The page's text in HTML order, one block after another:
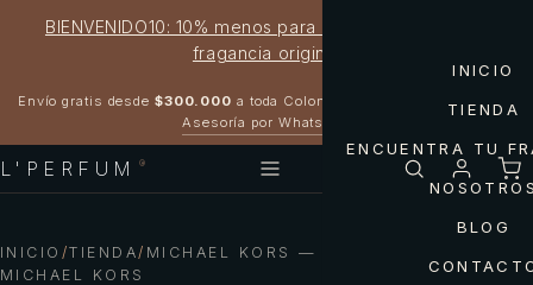
BIENVENIDO10: 10% menos para estrenar tu próxima
fragancia original
Envío gratis desde $300.000 a toda Colombia
Asesoría por WhatsApp
L'PERFUM ®
INICIO
TIENDA
ENCUENTRA TU
BLOG
INICIO /TIENDA/ MICHAEL KORS — GAFAS MK1089
MICHAEL KORS